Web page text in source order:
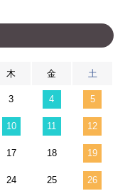
木 金 土
3 4 5
10 11 12
17 18 19
24 25 26